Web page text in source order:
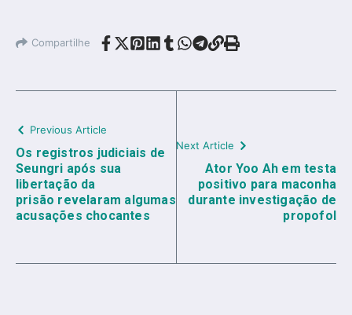
Compartilhe
Previous Article
Os registros judiciais de
Seungri após sua
libertação da
prisão revelaram algumas
acusações chocantes
Next Article
Ator Yoo Ah em testa
positivo para maconha
durante investigação de
propofol